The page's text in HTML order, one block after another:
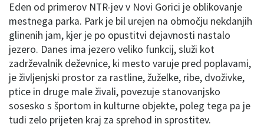
Eden od primerov NTR-jev v Novi Gorici je oblikovanje
mestnega parka. Park je bil urejen na območju nekdanjih
glinenih jam, kjer je po opustitvi dejavnosti nastalo
jezero. Danes ima jezero veliko funkcij, služi kot
zadrževalnik deževnice, ki mesto varuje pred poplavami,
je življenjski prostor za rastline, žuželke, ribe, dvoživke,
ptice in druge male živali, povezuje stanovanjsko
sosesko s športom in kulturne objekte, poleg tega pa je
tudi zelo prijeten kraj za sprehod in sprostitev.